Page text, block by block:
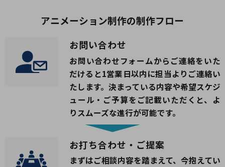
アニメーション制作の制作フロー
お問い合わせ
お問い合わせフォームからご連絡をいた
だけると1営業日以内に担当よりご連絡い
たします。決まっている内容や希望スケジ
ュール・ご予算をご記載いただくと、よ
りスムーズな進行が可能です。
お打ち合わせ・ご提案
まずはご相談内容を踏まえて、今抱えてい